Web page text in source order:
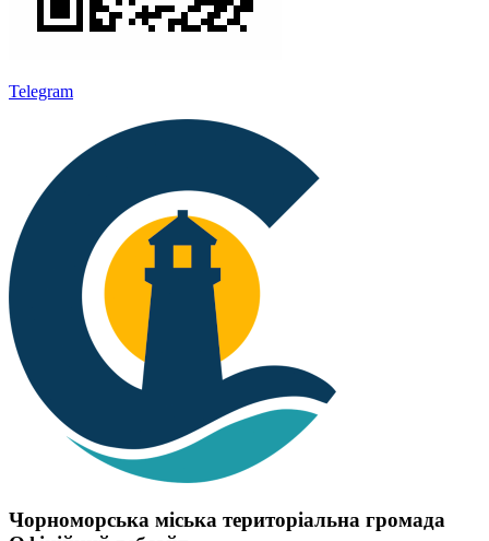
Telegram
Чорноморська міська територіальна громада